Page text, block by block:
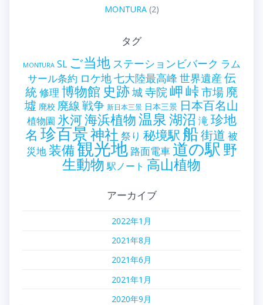
MONTURA(2)
タグ
MONTURA SL ご当地 ステーションビバーク ラム
サール条約 ロケ地七大陸最高峰 世界遺産 伝
統修理 博物館 史跡城寺院岬峠市場 廃
墟 廃校 廃線戦争 新日本三景 日本三景 日本百名山
植物園 氷河海浜植物温泉湖沼 滝珍地
名 珍百景神社 祭り 秘境駅 船街道 被
災地装備観光地 路面電車道の駅 野
生動物 駅ノート 高山植物
アーカイブ
2022年1月
2021年8月
2021年6月
2021年1月
2020年9月